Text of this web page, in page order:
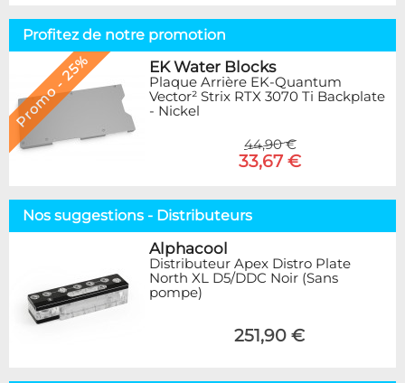
Profitez de notre promotion
Promo - 25% EK Water Blocks
Plaque Arrière EK-Quantum
Vector² Strix RTX 3070 Ti Backplate
- Nickel
44,90 €
33,67 €
Nos suggestions - Distributeurs
Alphacool
Distributeur Apex Distro Plate
North XL D5/DDC Noir (Sans
pompe)
251,90 €